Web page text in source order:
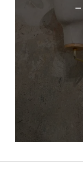
Z